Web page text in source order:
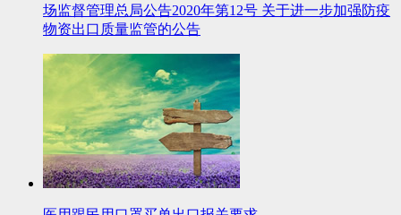
场监督管理总局公告2020年第12号 关于进一步加强防疫
物资出口质量监管的公告